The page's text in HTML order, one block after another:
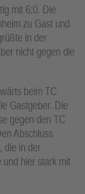
mit 6:0. Die
zu Gast und
in der
nicht gegen die
beim TC
Gastgeber. Die
gegen den TC
Abschluss
die in der
hier stark mit